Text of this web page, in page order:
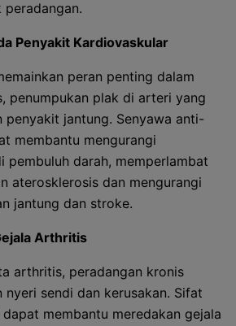
peradangan.
Penyakit Kardiovaskular
peran penting dalam
penumpukan plak di arteri yang
penyakit jantung. Senyawa anti-
membantu mengurangi
pembuluh darah, memperlambat
aterosklerosis dan mengurangi
jantung dan stroke.
Arthritis
arthritis, peradangan kronis
nyeri sendi dan kerusakan. Sifat
membantu meredakan gejala